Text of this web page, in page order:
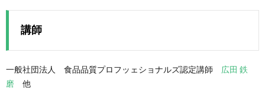
講師
一般社団法人 食品品質プロフッェショナルズ認定講師 広田 鉄
磨 他